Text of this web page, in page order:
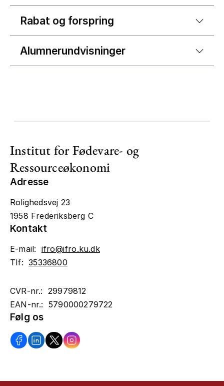
Rabat og forspring
Alumnerundvisninger
Institut for Fødevare- og
Ressourceøkonomi
Adresse
Rolighedsvej 23
1958 Frederiksberg C
Kontakt
E-mail: ifro@ifro.ku.dk
Tlf:35336800
CVR-nr.: 29979812
EAN-nr.: 5790000279722
Følg os